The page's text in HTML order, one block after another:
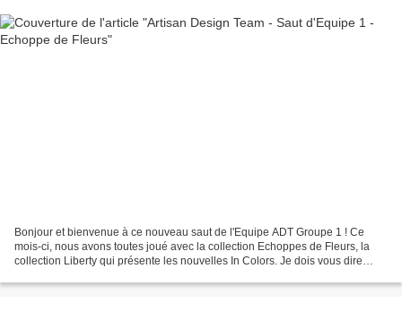
Bonjour et bienvenue à ce nouveau saut de l'Equipe ADT Groupe 1 ! Ce
mois-ci, nous avons toutes joué avec la collection Echoppes de Fleurs, la
collection Liberty qui présente les nouvelles In Colors. Je dois vous dire